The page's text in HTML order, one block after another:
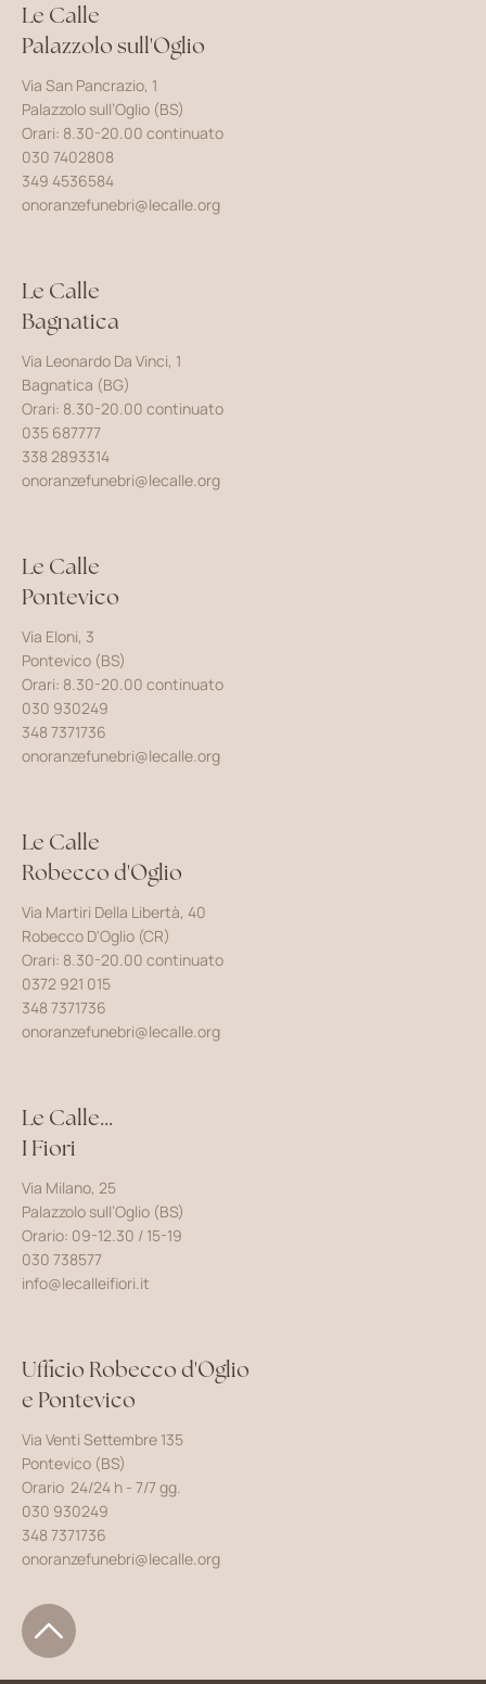
Le Calle
Palazzolo sull'Oglio
Via San Pancrazio, 1
Palazzolo sull’Oglio (BS)
Orari: 8.30-20.00 continuato
030 7402808
349 4536584
onoranzefunebri@lecalle.org
Le Calle
Bagnatica
Via Leonardo Da Vinci, 1
Bagnatica (BG)
Orari: 8.30-20.00 continuato
035 687777
338 2893314
onoranzefunebri@lecalle.org
Le Calle
Pontevico
Via Eloni, 3
Pontevico (BS)
Orari: 8.30-20.00 continuato
030 930249
348 7371736
onoranzefunebri@lecalle.org
Le Calle
Robecco d'Oglio
Via Martiri Della Libertà, 40
Robecco D'Oglio (CR)
Orari: 8.30-20.00 continuato
0372 921 015
348 7371736
onoranzefunebri@lecalle.org
Le Calle...
I Fiori
Via Milano, 25
Palazzolo sull’Oglio (BS)
Orario: 09-12.30 / 15-19
030 738577
info@lecalleifiori.it
Ufficio Robecco d'Oglio
e Pontevico
Via Venti Settembre 135
Pontevico (BS)
Orario 24/24 h - 7/7 gg.
030 930249
348 7371736
onoranzefunebri@lecalle.org